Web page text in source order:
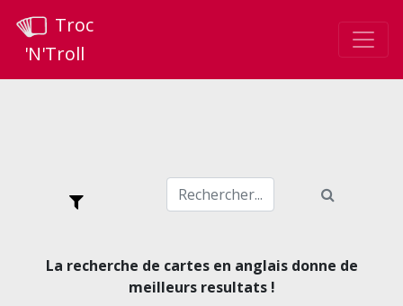
Troc
'N'Troll
La recherche de cartes en anglais donne de
meilleurs resultats !